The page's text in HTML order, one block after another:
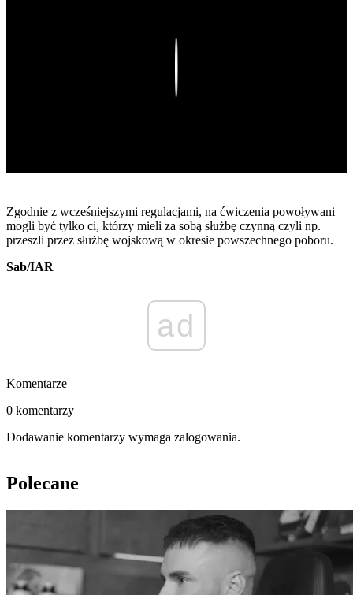
Zgodnie z wcześniejszymi regulacjami, na ćwiczenia powoływani
mogli być tylko ci, którzy mieli za sobą służbę czynną czyli np.
przeszli przez służbę wojskową w okresie powszechnego poboru.
Sab/IAR
ad
Komentarze
0 komentarzy
Dodawanie komentarzy wymaga zalogowania.
Polecane